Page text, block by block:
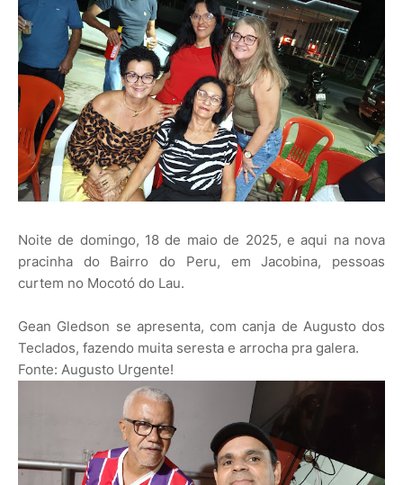
Noite de domingo, 18 de maio de 2025, e aqui na nova
pracinha do Bairro do Peru, em Jacobina, pessoas
curtem no Mocotó do Lau.
Gean Gledson se apresenta, com canja de Augusto dos
Teclados, fazendo muita seresta e arrocha pra galera.
Fonte: Augusto Urgente!